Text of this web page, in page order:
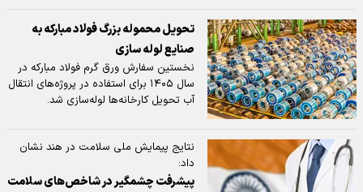
تحویل محموله بزرگ فولاد مبارکه به
صنایع لوله سازی
نخستین سفارش ورق گرم فولاد مبارکه در
سال ۱۴۰۵ برای استفاده در پروژه‌های انتقال
آب تحویل کارخانه‌ها لوله‌سازی شد.
نتایج پیمایش ملی سلامت در هند نشان
داد:
پیشرفت چشمگیر در شاخص‌های سلامت